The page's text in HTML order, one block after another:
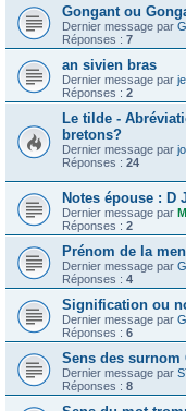
Gongant ou
Dernier message par
Réponses : 7
an sivien bras
Dernier message par
Réponses : 2
Le tilde -
bretons?
Dernier message par
Réponses : 24
Notes épouse : D
Dernier message par
Réponses : 2
Prénom de la
Dernier message par
Réponses : 4
Signification ou
Dernier message par
Réponses : 6
Sens des surnom
Dernier message par
Réponses : 8